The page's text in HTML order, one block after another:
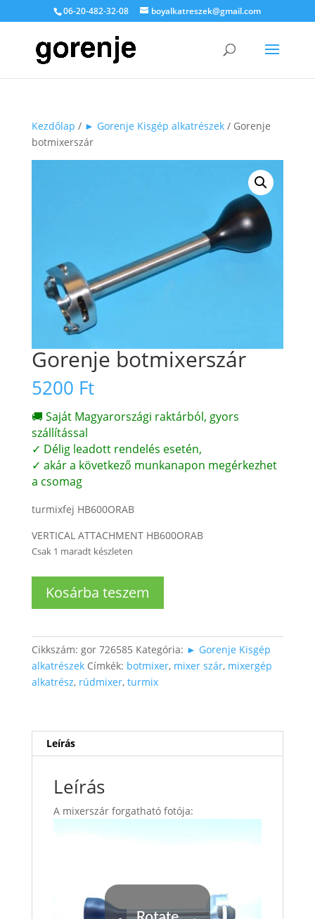
06-20-482-32-08 boyalkatreszek@gmail.com
Kezdőlap / ► Gorenje Kisgép alkatrészek/ Gorenje
botmixerszár
Gorenje botmixerszár
5200 Ft
🚚 Saját Magyarországi raktárból, gyors
szállítással
✓ Délig leadott rendelés esetén,
✓ akár a következő munkanapon megérkezhet
a csomag
turmixfej HB600ORAB
VERTICAL ATTACHMENT HB600ORAB
Csak 1 maradt készleten
botmixerszár
Kosárba teszem
Cikkszám: gor 726585 Kategória: ► Gorenje Kisgép
alkatrészek Címkék: botmixer, mixer szár, mixergép
alkatrész, rúdmixer, turmix
Leírás
Leírás
A mixerszár forgatható fotója: